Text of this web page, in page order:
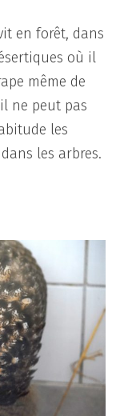
en forêt, dans
où il
même de
ne peut pas
les
les arbres.